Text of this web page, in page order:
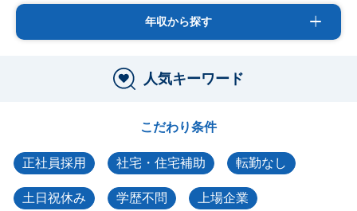
年収から探す
人気キーワード
こだわり条件
正社員採用 社宅・住宅補助 転勤なし
土日祝休み 学歴不問 上場企業